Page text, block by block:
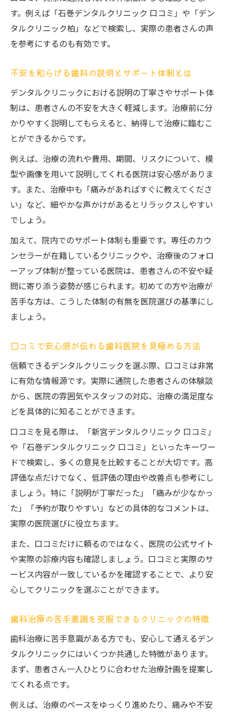
す。例えば「石巻デンタルクリニック 口コミ」や「デン
タルクリニック柏」などで検索し、実際の患者さんの声
を参考にするのも有効です。
不安を和らげる歯科の説明とサポート体制とは
デンタルクリニックにおける説明の丁寧さやサポート体
制は、患者さんの不安を大きく軽減します。治療前に分
かりやすく説明してもらえると、納得して治療に臨むこ
とができるからです。
例えば、治療の流れや費用、期間、リスクについて、模
型や画像を用いて説明してくれる医院は安心感がありま
す。また、治療中も「痛みがあればすぐに教えてくださ
い」など、細やかな声かけがあるとリラックスしやすい
でしょう。
加えて、院内でのサポート体制も重要です。専任のカウ
ンセラーが在籍しているクリニックや、治療後のフォロ
ーアップ体制が整っている医院は、患者さんの不安や疑
問に寄り添う姿勢が感じられます。初めての方や治療が
苦手な方は、こうした体制の有無を医院選びの基準にし
ましょう。
口コミで安心感が伝わる歯科医院を見極める方法
信頼できるデンタルクリニックを選ぶ際、口コミは非常
に有効な情報源です。実際に通院した患者さんの体験談
から、医院の雰囲気やスタッフの対応、治療の満足度な
どを具体的に知ることができます。
口コミを見る際は、「新宮デンタルクリニック 口コミ」
や「石巻デンタルクリニック 口コミ」といったキーワー
ドで検索し、多くの意見を比較することが大切です。高
評価な点だけでなく、低評価の理由や改善点も参考にし
ましょう。特に「説明が丁寧だった」「痛みが少なかっ
た」「予約が取りやすい」などの具体的なコメントは、
実際の医院選びに役立ちます。
また、口コミだけに頼るのではなく、医院の公式サイト
や実際の診療内容も確認しましょう。口コミと実際のサ
ービス内容が一致しているかを確認することで、より安
心してクリニックを選ぶことができます。
歯科治療の苦手意識を克服できるクリニックの特徴
歯科治療に苦手意識がある方でも、安心して通えるデン
タルクリニックにはいくつか共通した特徴があります。
まず、患者さん一人ひとりに合わせた治療計画を提案し
てくれる点です。
例えば、治療のペースをゆっくり進めたり、痛みや不安